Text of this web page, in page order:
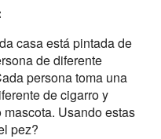
casa está pintada de
de diferente
persona toma una
de cigarro y
Usando estas
pez?